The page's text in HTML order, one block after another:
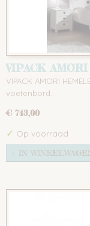
VIPACK
VIPACK AMORI
voetenbord…
€ 743,00
✓ Op voorraad
IN